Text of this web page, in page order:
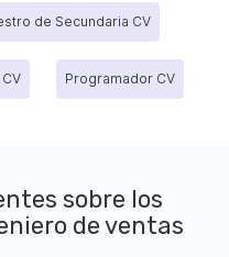
de Secundaria CV
Programador CV
sobre los
de ventas